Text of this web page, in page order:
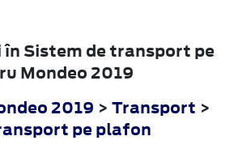
în Sistem de transport pe
Mondeo 2019
2019 > Transport >
pe plafon